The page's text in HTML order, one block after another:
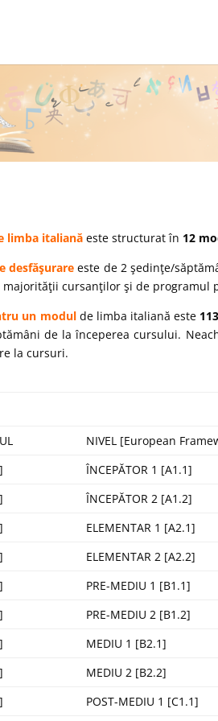
limba italiană este structurat în 12
desfăşurare este de 2 şedinţe/
cursanţilor şi de programul
un modul de limba italiană este 113
de la începerea cursului.
la cursuri.
NIVEL [European
ÎNCEPĂTOR 1 [A1.1]
ÎNCEPĂTOR 2 [A1.2]
ELEMENTAR 1 [A2.1]
ELEMENTAR 2 [A2.2]
PRE-MEDIU 1 [B1.1]
PRE-MEDIU 2 [B1.2]
MEDIU 1 [B2.1]
MEDIU 2 [B2.2]
POST-MEDIU 1 [C1.1]